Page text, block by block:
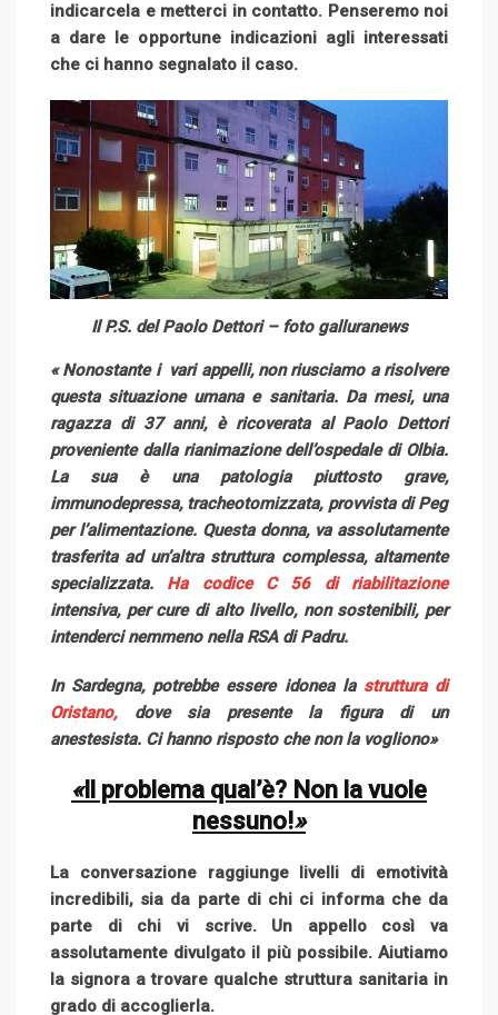
indicarcela e metterci in contatto. Penseremo noi
a dare le opportune indicazioni agli interessati
che ci hanno segnalato il caso.
Il P.S. del Paolo Dettori – foto galluranews
« Nonostante i vari appelli, non riusciamo a risolvere
questa situazione umana e sanitaria. Da mesi, una
ragazza di 37 anni, è ricoverata al Paolo Dettori
proveniente dalla rianimazione dell’ospedale di Olbia.
La sua è una patologia piuttosto grave,
immunodepressa, tracheotomizzata, provvista di Peg
per l’alimentazione. Questa donna, va assolutamente
trasferita ad un’altra struttura complessa, altamente
specializzata. Ha codice C 56 di riabilitazione
intensiva, per cure di alto livello, non sostenibili, per
intenderci nemmeno nella RSA di Padru.
In Sardegna, potrebbe essere idonea la struttura di
Oristano,dove sia presente la figura di un
anestesista. Ci hanno risposto che non la vogliono»
«Il problema qual’è? Non la vuole
nessuno!»
La conversazione raggiunge livelli di emotività
incredibili, sia da parte di chi ci informa che da
parte di chi vi scrive. Un appello così va
assolutamente divulgato il più possibile. Aiutiamo
la signora a trovare qualche struttura sanitaria in
grado di accoglierla.